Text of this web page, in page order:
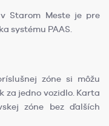
Starom Meste je pre
systému PAAS.
zóne si môžu
jedno vozidlo. Karta
zóne bez ďalších